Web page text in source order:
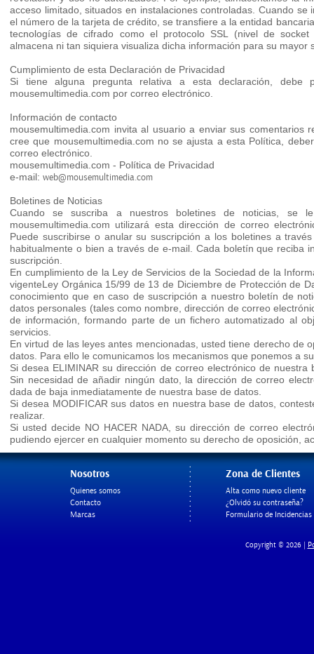
acceso limitado, situados en instalaciones controladas. Cuando
el número de la tarjeta de crédito, se transfiere a la entidad
tecnologías de cifrado como el protocolo SSL (nivel de socket
almacena ni tan siquiera visualiza dicha información para su mayor
Cumplimiento de esta Declaración de Privacidad
Si tiene alguna pregunta relativa a esta declaración, debe
mousemultimedia.com por correo electrónico.
Información de contacto
mousemultimedia.com invita al usuario a enviar sus comentarios
cree que mousemultimedia.com no se ajusta a esta Política,
correo electrónico.
mousemultimedia.com - Política de Privacidad
e-mail: web@mousemultimedia.com
Boletines de Noticias
Cuando se suscriba a nuestros boletines de noticias, se
mousemultimedia.com utilizará esta dirección de correo
Puede suscribirse o anular su suscripción a los boletines a
habitualmente o bien a través de e-mail. Cada boletín que reciba
suscripción.
En cumplimiento de la Ley de Servicios de la Sociedad de la
vigenteLey Orgánica 15/99 de 13 de Diciembre de Protección de
conocimiento que en caso de suscripción a nuestro boletín de
datos personales (tales como nombre, dirección de correo
de información, formando parte de un fichero automatizado al
servicios.
En virtud de las leyes antes mencionadas, usted tiene derecho de
datos. Para ello le comunicamos los mecanismos que ponemos a
Si desea ELIMINAR su dirección de correo electrónico de nuestra
Sin necesidad de añadir ningún dato, la dirección de correo
dada de baja inmediatamente de nuestra base de datos.
Si desea MODIFICAR sus datos en nuestra base de datos,
realizar.
Si usted decide NO HACER NADA, su dirección de correo
pudiendo ejercer en cualquier momento su derecho de oposición,
Nosotros
Quienes somos
Contacto
Marcas
Zona de Clientes
Alta como nuevo cliente
¿Olvidó su contraseña?
Formulario de Incidencias
Copyright © 2026 |